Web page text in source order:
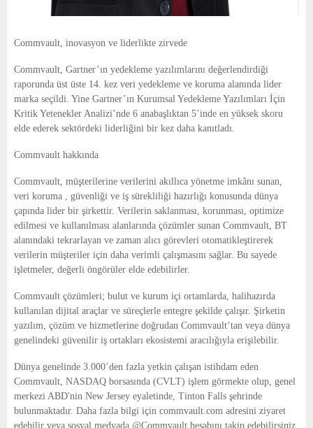
Commvault, inovasyon ve liderlikte zirvede
Commvault, Gartner’ın yedekleme yazılımlarını değerlendirdiği
raporunda üst üste 14. kez veri yedekleme ve koruma alanında lider
marka seçildi. Yine Gartner’ın Kurumsal Yedekleme Yazılımları İçin
Kritik Yetenekler Analizi’nde 6 anabaşlıktan 5’inde en yüksek skoru
elde ederek sektördeki liderliğini bir kez daha kanıtladı.
Commvault hakkında
Commvault, müşterilerine verilerini akıllıca yönetme imkânı sunan,
veri koruma , güvenliği ve iş sürekliliği hazırlığı konusunda dünya
çapında lider bir şirkettir. Verilerin saklanması, korunması, optimize
edilmesi ve kullanılması alanlarında çözümler sunan Commvault, BT
alanındaki tekrarlayan ve zaman alıcı görevleri otomatikleştirerek
verilerin müşteriler için daha verimli çalışmasını sağlar. Bu sayede
işletmeler, değerli öngörüler elde edebilirler.
Commvault çözümleri; bulut ve kurum içi ortamlarda, halihazırda
kullanılan dijital araçlar ve süreçlerle entegre şekilde çalışır. Şirketin
yazılım, çözüm ve hizmetlerine doğrudan Commvault’tan veya dünya
genelindeki güvenilir iş ortakları ekosistemi aracılığıyla erişilebilir.
Dünya genelinde 3.000’den fazla yetkin çalışan istihdam eden
Commvault, NASDAQ borsasında (CVLT) işlem görmekte olup, genel
merkezi ABD'nin New Jersey eyaletinde, Tinton Falls şehrinde
bulunmaktadır. Daha fazla bilgi için commvault.com adresini ziyaret
edebilir veya sosyal medyada @Commvault hesabını takip edebilirsiniz.